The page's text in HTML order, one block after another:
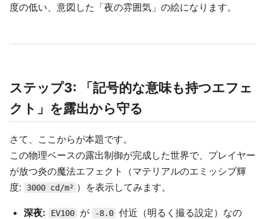
度の低い、意図した「夜の雰囲気」の絵になります。
ステップ3: 「記号的な意味も持つエフェ
クト」を露出から守る
さて、ここからが本題です。
この物理ベースの露出制御が完成した世界で、プレイヤー
が放つ炎の魔法エフェクト（マテリアルのエミッシブ輝
度:
3000 cd/m² ）を表示してみます。
深夜: EV100 が -8.0 付近（明るく撮る設定）なの